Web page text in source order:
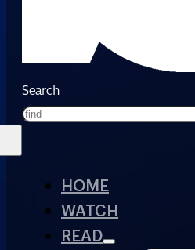
Search
HOME
WATCH
READ